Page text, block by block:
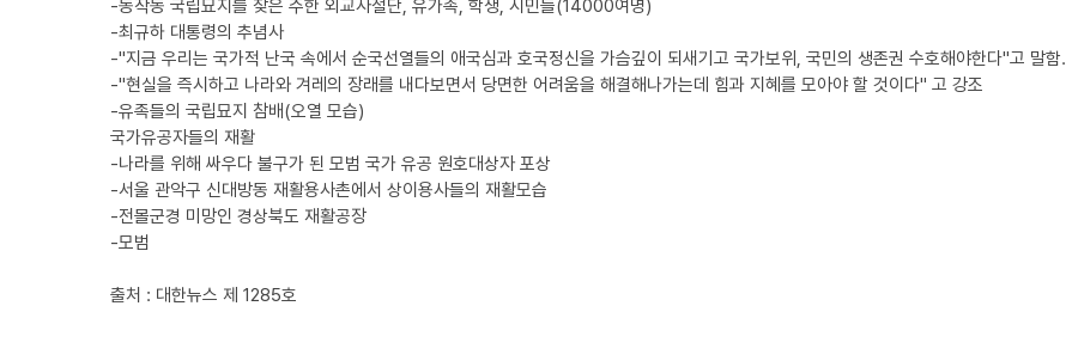
-동작동 국립묘지를 찾은 주한 외교사절단, 유가족, 학생, 시민들(14000여명)
-최규하 대통령의 추념사
-"지금 우리는 국가적 난국 속에서 순국선열들의 애국심과 호국정신을 가슴깊이 되새기고 국가보위, 국민의 생존권 수호해야한다"고 말함.
-"현실을 즉시하고 나라와 겨레의 장래를 내다보면서 당면한 어려움을 해결해나가는데 힘과 지혜를 모아야 할 것이다" 고 강조
-유족들의 국립묘지 참배(오열 모습)
국가유공자들의 재활
-나라를 위해 싸우다 불구가 된 모범 국가 유공 원호대상자 포상
-서울 관악구 신대방동 재활용사촌에서 상이용사들의 재활모습
-전몰군경 미망인 경상북도 재활공장
-모범
출처 : 대한뉴스 제 1285호